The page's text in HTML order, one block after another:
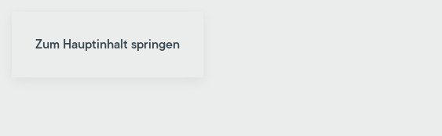
Zum Hauptinhalt springen